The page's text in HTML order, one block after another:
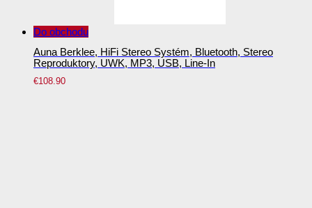
Do obchodu
Auna Berklee, HiFi Stereo Systém, Bluetooth, Stereo
Reproduktory, UWK, MP3, USB, Line-In
€108.90